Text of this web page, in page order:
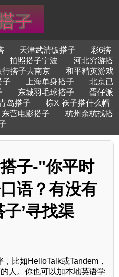
天津武清饭搭子
彩6搭
拍照搭子宁波
河北穷游搭
行搭子去南京
和平精英游戏
子 上海单身搭子
北京已
东城羽毛球搭子
蛋仔派
岛搭子
棕X 袄子搭什么帽
东营电影搭子
杭州余杭找搭
子-"你平时
语？有没有
’寻找渠
比如HelloTalk或Tandem，
人。你也可以加本地英语学